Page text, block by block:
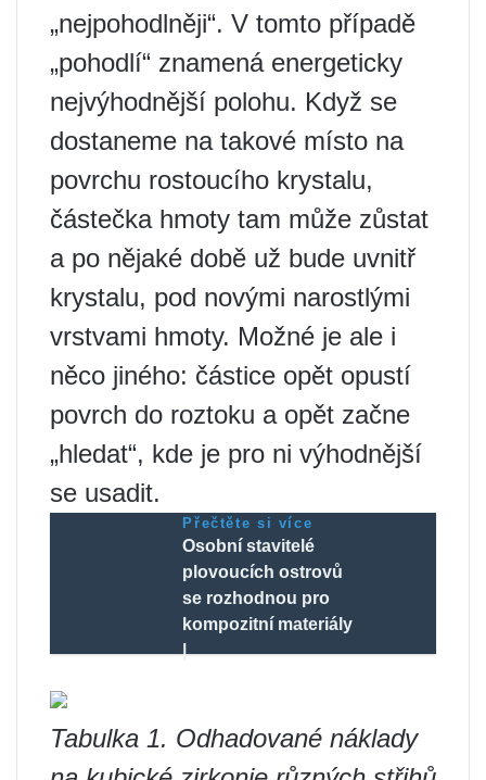
„nejpohodlněji“. V tomto případě
„pohodlí“ znamená energeticky
nejvýhodnější polohu. Když se
dostaneme na takové místo na
povrchu rostoucího krystalu,
částečka hmoty tam může zůstat
a po nějaké době už bude uvnitř
krystalu, pod novými narostlými
vrstvami hmoty. Možné je ale i
něco jiného: částice opět opustí
povrch do roztoku a opět začne
„hledat“, kde je pro ni výhodnější
se usadit.
Přečtěte si více
Osobní stavitelé
plovoucích ostrovů
se rozhodnou pro
kompozitní materiály
|
Tabulka 1. Odhadované náklady